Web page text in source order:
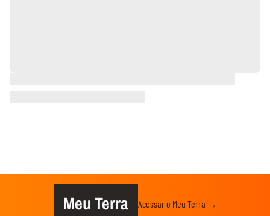
Meu Terra Acessar o Meu Terra →